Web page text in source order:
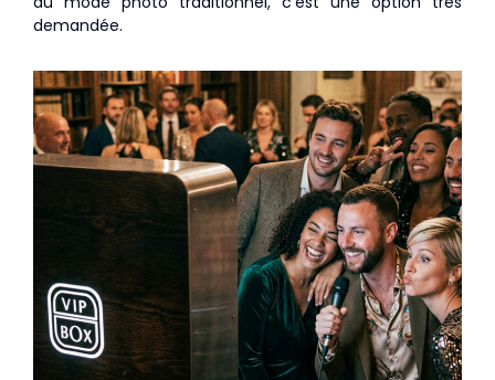
demandée.